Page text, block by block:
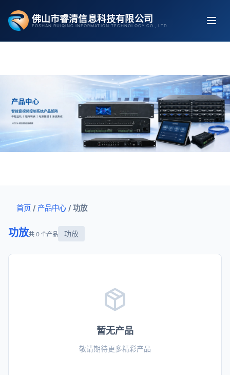
容
佛山市睿清信息科技有限公司
FOSHAN RUIQING INFORMATION TECHNOLOGY CO., LTD.
首页 / 产品中心 / 功放
功放共 0 个产品 功放
暂无产品
敬请期待更多精彩产品